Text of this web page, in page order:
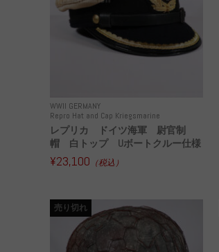
WWII GERMANY
Repro Hat and Cap Kriegsmarine
レプリカ ドイツ海軍 尉官制
帽 白トップ Uボートクルー仕様
¥23,100 （税込）
売り切れ